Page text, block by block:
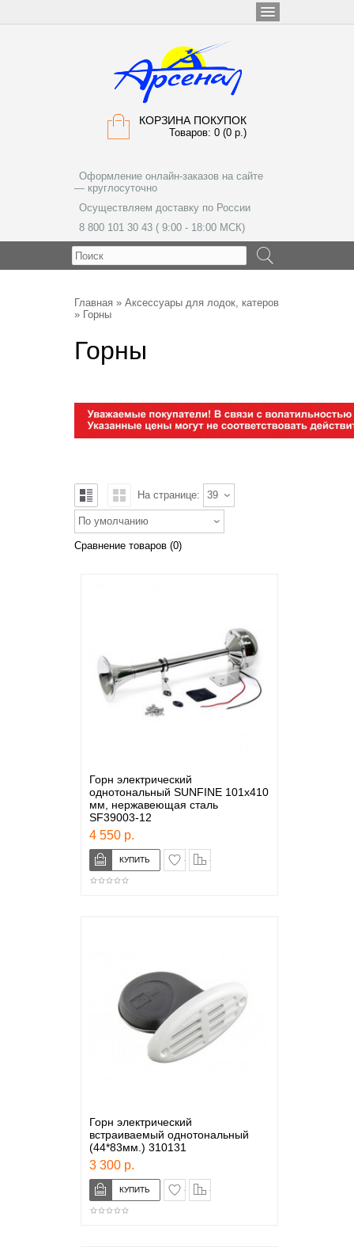
КОРЗИНА ПОКУПОК
Товаров: 0 (0 р.)
Оформление онлайн-заказов на сайте
— круглосуточно
Осуществляем доставку по России
8 800 101 30 43 ( 9:00 - 18:00 МСК)
Главная » Аксессуары для лодок, катеров
» Горны
Горны
На странице: 39
По умолчанию
Сравнение товаров (0)
Горн электрический
однотональный SUNFINE 101x410
мм, нержавеющая сталь
SF39003-12
4 550 р.
в закладки
Горн электрический
встраиваемый однотональный
(44*83мм.) 310131
3 300 р.
в закладки